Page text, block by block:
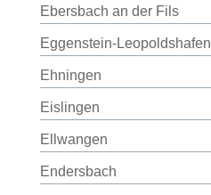
Ebersbach an der Fils
Eggenstein-Leopoldshafen
Ehningen
Eislingen
Ellwangen
Endersbach